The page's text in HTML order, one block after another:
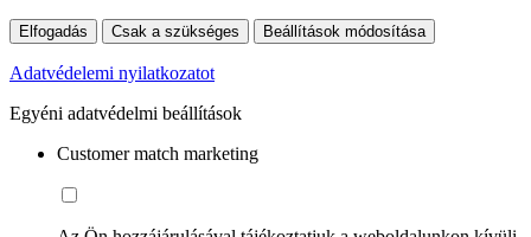
Elfogadás Csak a szükséges Beállítások módosítása
Adatvédelemi nyilatkozatot
Egyéni adatvédelmi beállítások
Customer match marketing